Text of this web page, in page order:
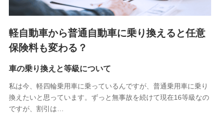
(https://www.jishin.co.jp/)
スマートプラス少額短期保険株式会社
チューリッヒ少額短期保険株式会社
(https://www.zurichssi.co.jp/)
(https://www.tokiomarine-x.co.jp/)
(https://pshoken.co.jp/)
リトルファミリー少額短期保険株式会社
(https://www.littlefamily-ssi.com/)
軽自動車から普通自動車に乗り換えると任意
保険料も変わる？
車の乗り換えと等級について
私は今、軽四輪乗用車に乗っているんですが、普通乗用車に乗り
換えたいと思っています。ずっと無事故を続けて現在16等級なの
ですが、割引は…